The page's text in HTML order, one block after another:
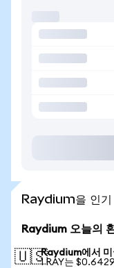
Raydium을 인기
Raydium 오늘의
🇺🇸Raydium에서 미
1 RAY는